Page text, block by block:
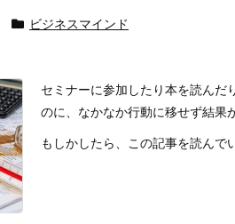
ビジネスマインド
セミナーに参加したり本を読んだ
のに、なかなか行動に移せず結果
もしかしたら、この記事を読んで